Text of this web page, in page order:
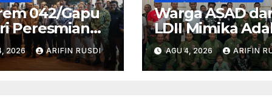
042/Gapu
Peresmian
Sriwijaya
oleh
2026 ARIFIN RUSDI
Warga ASAD
LDII Mimika
Latihan Rutin di
Bulan Agustus
AGU 4, 2026 ARIFIN